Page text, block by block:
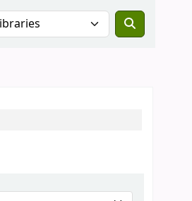
the catalog in: